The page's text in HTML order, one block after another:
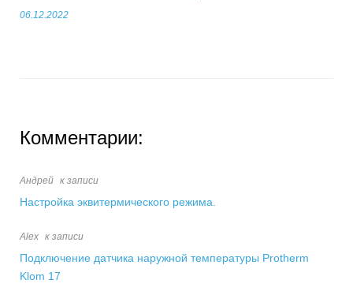
06.12.2022
Комментарии:
Андрей к записи
Настройка эквитермического режима.
Alex к записи
Подключение датчика наружной температуры Protherm
Klom 17